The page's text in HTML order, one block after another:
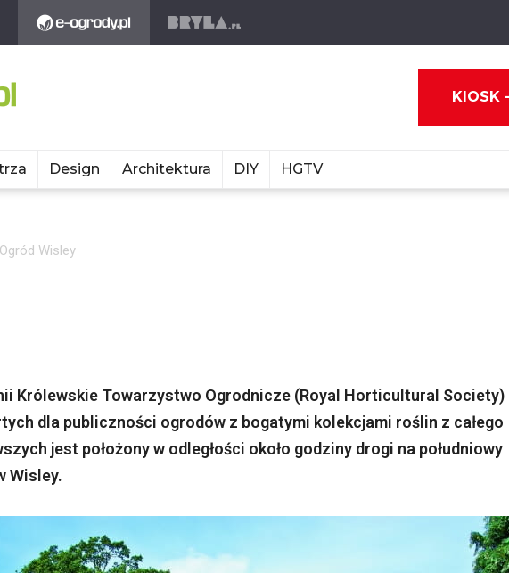
KIOSK
Design Architektura DIY HGTV
Ogród Wisley
Królewskie Towarzystwo Ogrodnicze (Royal Horticultural Society)
dla publiczności ogrodów z bogatymi kolekcjami roślin z całego
jest położony w odległości około godziny drogi na południowy
Wisley.